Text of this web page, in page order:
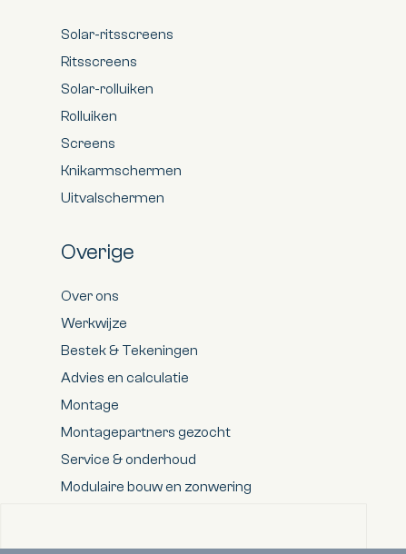
Solar-ritsscreens
Ritsscreens
Solar-rolluiken
Rolluiken
Screens
Knikarmschermen
Uitvalschermen
Overige
Over ons
Werkwijze
Bestek & Tekeningen
Advies en calculatie
Montage
Montagepartners gezocht
Service & onderhoud
Modulaire bouw en zonwering